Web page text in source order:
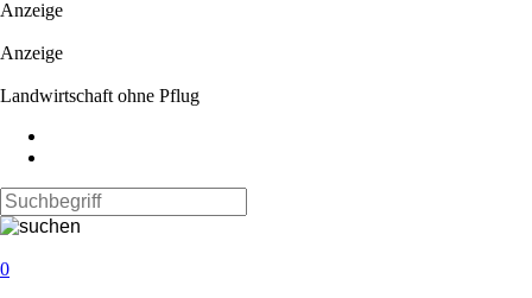
Anzeige
Anzeige
Landwirtschaft ohne Pflug
0